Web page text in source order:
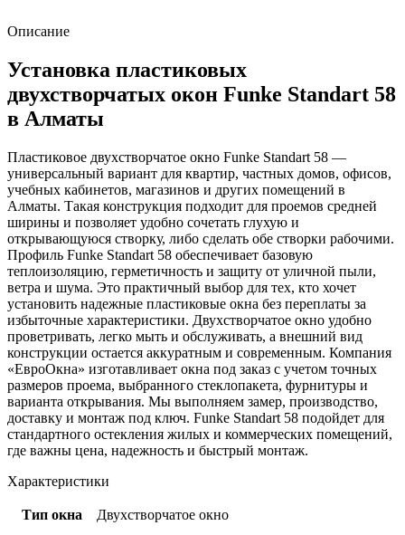
Описание
Установка пластиковых
двухстворчатых окон Funke Standart 58
в Алматы
Пластиковое двухстворчатое окно Funke Standart 58 —
универсальный вариант для квартир, частных домов, офисов,
учебных кабинетов, магазинов и других помещений в
Алматы. Такая конструкция подходит для проемов средней
ширины и позволяет удобно сочетать глухую и
открывающуюся створку, либо сделать обе створки рабочими.
Профиль Funke Standart 58 обеспечивает базовую
теплоизоляцию, герметичность и защиту от уличной пыли,
ветра и шума. Это практичный выбор для тех, кто хочет
установить надежные пластиковые окна без переплаты за
избыточные характеристики. Двухстворчатое окно удобно
проветривать, легко мыть и обслуживать, а внешний вид
конструкции остается аккуратным и современным. Компания
«ЕвроОкна» изготавливает окна под заказ с учетом точных
размеров проема, выбранного стеклопакета, фурнитуры и
варианта открывания. Мы выполняем замер, производство,
доставку и монтаж под ключ. Funke Standart 58 подойдет для
стандартного остекления жилых и коммерческих помещений,
где важны цена, надежность и быстрый монтаж.
Характеристики
Тип окна Двухстворчатое окно